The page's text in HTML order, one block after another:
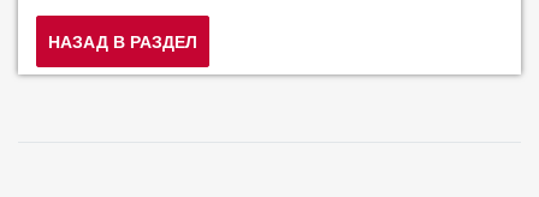
НАЗАД В РАЗДЕЛ